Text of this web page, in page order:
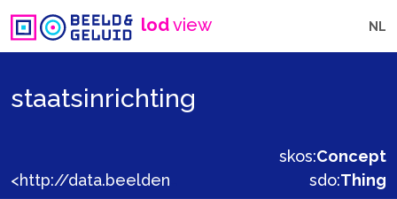
lodview NL
staatsinrichting
skos:Concept
sdo:Thing